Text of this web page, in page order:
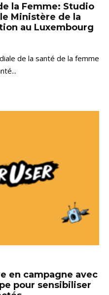
la Femme: Studio
Ministère de la
au Luxembourg
de la santé de la femme
en campagne avec
pour sensibiliser